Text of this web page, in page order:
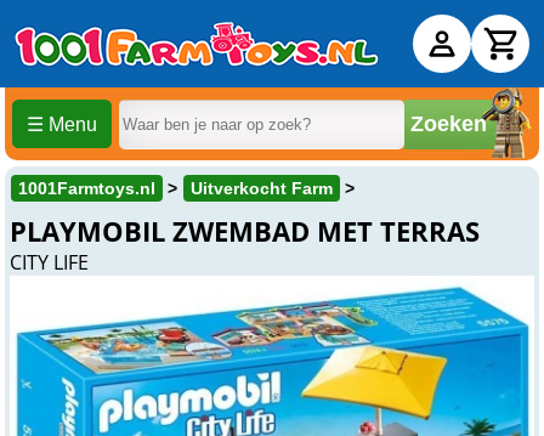
☰ Menu Zoeken
1001Farmtoys.nl Uitverkocht Farm
PLAYMOBIL ZWEMBAD MET TERRAS
CITY LIFE